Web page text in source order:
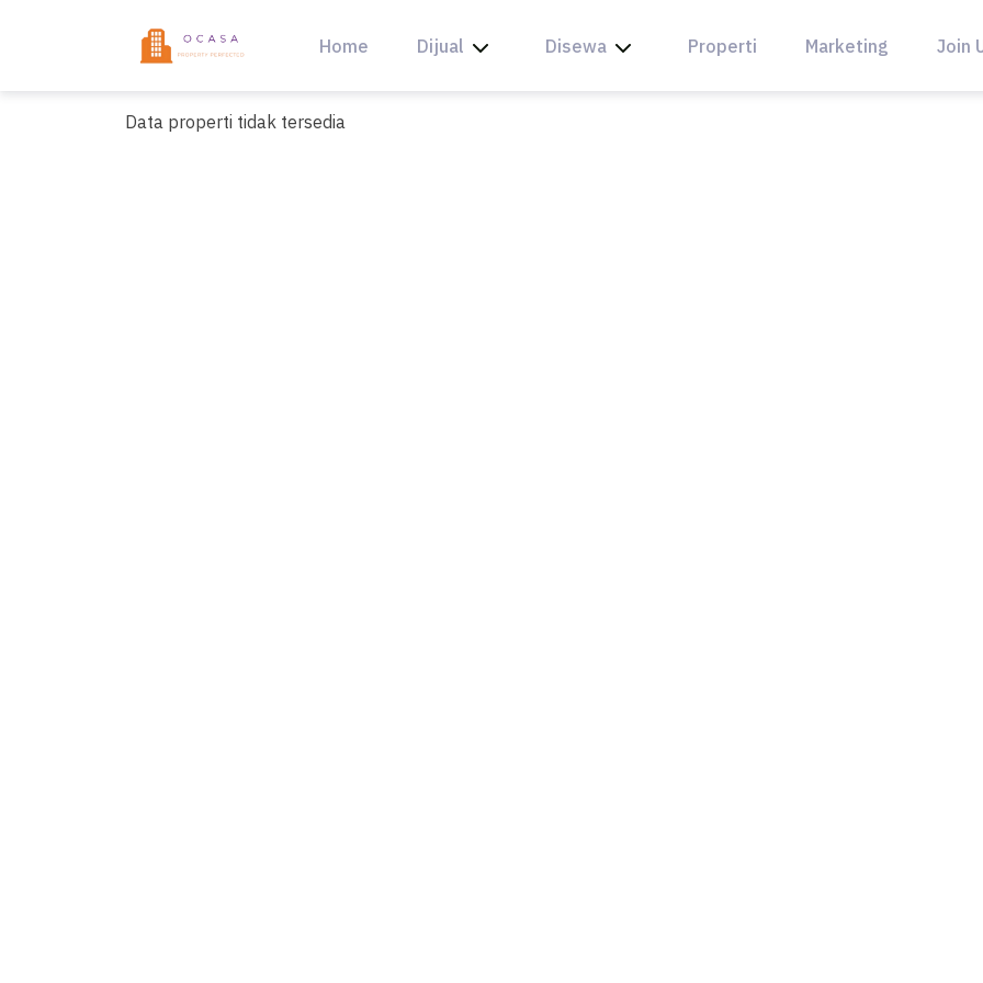
Home Dijual Disewa Properti Marketing Join
Data properti tidak tersedia